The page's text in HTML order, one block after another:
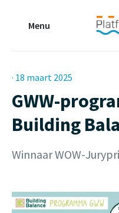
Menu
· 18 maart 2025
GWW-
Building
Winnaar WOW-